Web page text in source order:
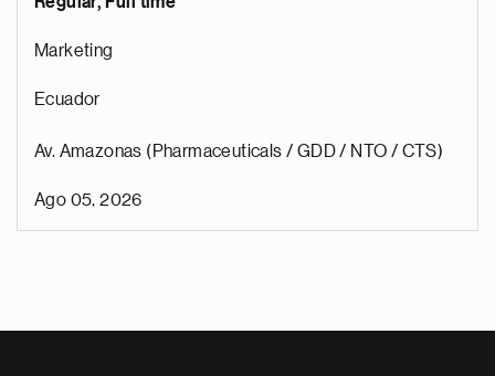
Marketing
Ecuador
Av. Amazonas (Pharmaceuticals / GDD / NTO / CTS)
Ago 05, 2026